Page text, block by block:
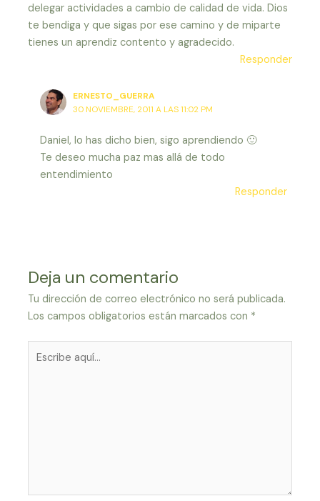
delegar actividades a cambio de calidad de vida. Dios
te bendiga y que sigas por ese camino y de miparte
tienes un aprendiz contento y agradecido.
Responder
ERNESTO_GUERRA
30 NOVIEMBRE, 2011 A LAS 11:02 PM
Daniel, lo has dicho bien, sigo aprendiendo 🙂
Te deseo mucha paz mas allá de todo
entendimiento
Responder
Deja un comentario
Tu dirección de correo electrónico no será publicada.
Los campos obligatorios están marcados con *
aquí...